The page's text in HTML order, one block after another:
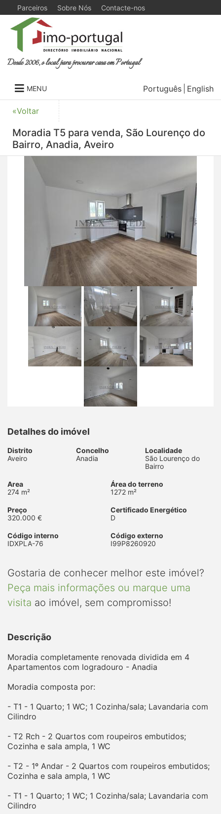
Parceiros Sobre Nós Contacte-nos
Desde 2006, o local para procurar casa em Portugal
MENU Português English
«Voltar
Moradia T5 para venda, São Lourenço do
Bairro, Anadia, Aveiro
Detalhes do imóvel
Distrito
Aveiro
Concelho
Anadia
Localidade
São Lourenço do
Bairro
Area
274 m²
Área do terreno
1272 m²
Preço
320.000 €
Certificado Energético
D
Código interno
IDXPLA-76
Código externo
I99P8260920
Gostaria de conhecer melhor este imóvel?
Peça mais informações ou marque uma
visita ao imóvel, sem compromisso!
Descrição
Moradia completamente renovada dividida em 4
Apartamentos com logradouro - Anadia
Moradia composta por:
- T1 - 1 Quarto; 1 WC; 1 Cozinha/sala; Lavandaria com
Cilindro
- T2 Rch - 2 Quartos com roupeiros embutidos;
Cozinha e sala ampla, 1 WC
- T2 - 1º Andar - 2 Quartos com roupeiros embutidos;
Cozinha e sala ampla, 1 WC
- T1 - 1 Quarto; 1 WC; 1 Cozinha/sala; Lavandaria com
Cilindro